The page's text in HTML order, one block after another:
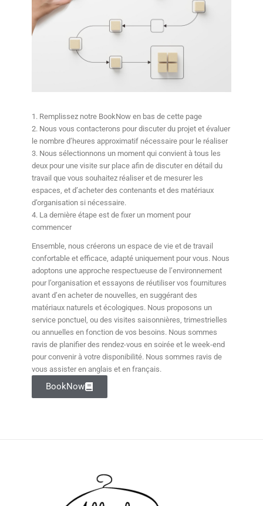
1. Remplissez notre BookNow en bas de cette page
2. Nous vous contacterons pour discuter du projet et évaluer
le nombre d’heures approximatif nécessaire pour le réaliser
3. Nous sélectionnons un moment qui convient à tous les
deux pour une visite sur place afin de discuter en détail du
travail que vous souhaitez réaliser et de mesurer les
espaces, et d’acheter des contenants et des matériaux
d’organisation si nécessaire.
4. La dernière étape est de fixer un moment pour
commencer
Ensemble, nous créerons un espace de vie et de travail
confortable et efficace, adapté uniquement pour vous. Nous
adoptons une approche respectueuse de l’environnement
pour l’organisation et essayons de réutiliser vos fournitures
avant d’en acheter de nouvelles, en suggérant des
matériaux naturels et écologiques. Nous proposons un
service ponctuel, ou des visites saisonnières, trimestrielles
ou annuelles en fonction de vos besoins. Nous sommes
ravis de planifier des rendez-vous en soirée et le week-end
pour convenir à votre disponibilité. Nous sommes ravis de
vous assister en anglais et en français.
BookNow